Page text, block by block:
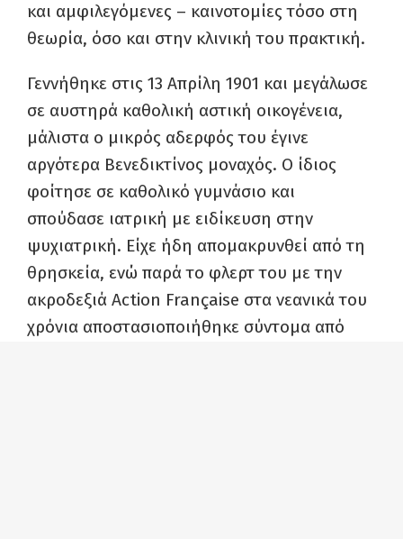
και αμφιλεγόμενες – καινοτομίες τόσο στη
θεωρία, όσο και στην κλινική του πρακτική.
Γεννήθηκε στις 13 Απρίλη 1901 και μεγάλωσε
σε αυστηρά καθολική αστική οικογένεια,
μάλιστα ο μικρός αδερφός του έγινε
αργότερα Βενεδικτίνος μοναχός. Ο ίδιος
φοίτησε σε καθολικό γυμνάσιο και
σπούδασε ιατρική με ειδίκευση στην
ψυχιατρική. Είχε ήδη απομακρυνθεί από τη
θρησκεία, ενώ παρά το φλερτ του με την
ακροδεξιά Action Française στα νεανικά του
χρόνια αποστασιοποιήθηκε σύντομα από